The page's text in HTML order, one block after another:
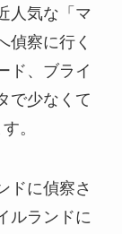
人気な「マ
偵察に行く
ド、ブライ
で少なくて
。
ドに偵察さ
ルランドに